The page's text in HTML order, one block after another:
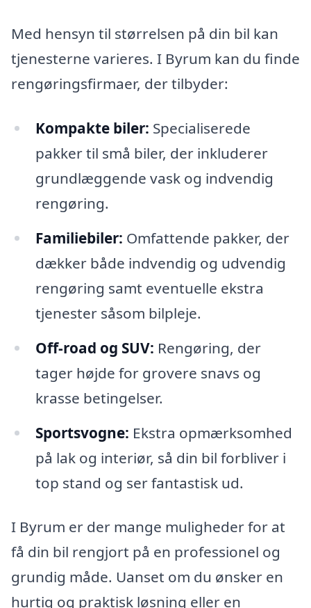
Med hensyn til størrelsen på din bil kan
tjenesterne varieres. I Byrum kan du finde
rengøringsfirmaer, der tilbyder:
Kompakte biler: Specialiserede
pakker til små biler, der inkluderer
grundlæggende vask og indvendig
rengøring.
Familiebiler: Omfattende pakker, der
dækker både indvendig og udvendig
rengøring samt eventuelle ekstra
tjenester såsom bilpleje.
Off-road og SUV: Rengøring, der
tager højde for grovere snavs og
krasse betingelser.
Sportsvogne: Ekstra opmærksomhed
på lak og interiør, så din bil forbliver i
top stand og ser fantastisk ud.
I Byrum er der mange muligheder for at
få din bil rengjort på en professionel og
grundig måde. Uanset om du ønsker en
hurtig og praktisk løsning eller en